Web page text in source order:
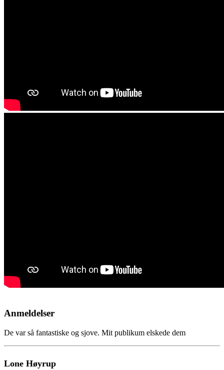
Anmeldelser
De var så fantastiske og sjove. Mit publikum elskede dem
Lone Høyrup